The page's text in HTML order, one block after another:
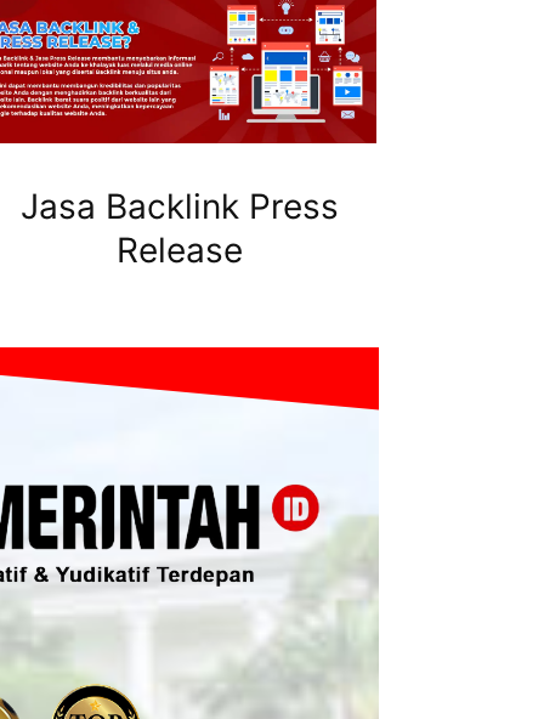
Jasa Backlink Press
Release